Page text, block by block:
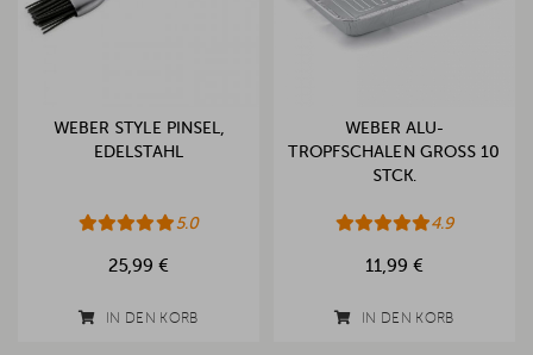
WEBER STYLE PINSEL,
EDELSTAHL
5.0
25,99 €
IN DEN KORB
WEBER ALU-
TROPFSCHALEN GROSS 10 S
TCK.
4.9
11,99 €
IN DEN KORB